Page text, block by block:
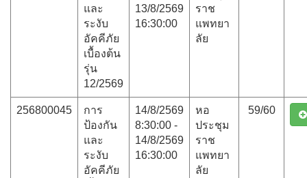
และ
ระงับ
อัคคีภัย
เบื้องต้น
รุ่น
12/2569
13/8/2569
16:30:00
ราช
แพทยา
ลัย
256800045
การ
ป้องกัน
และ
ระงับ
อัคคีภัย
14/8/2569
8:30:00 -
14/8/2569
16:30:00
หอ
ประชุม
ราช
แพทยา
ลัย
59/60